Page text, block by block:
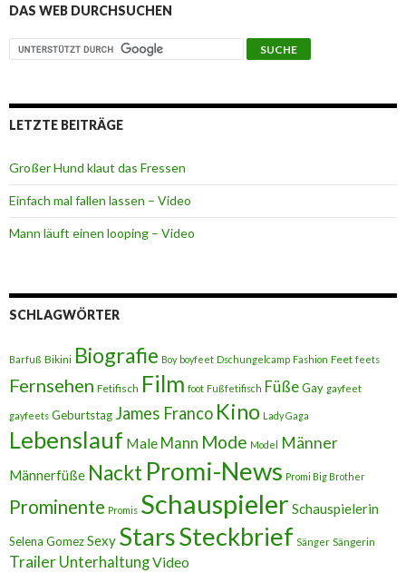
DAS WEB DURCHSUCHEN
LETZTE BEITRÄGE
Großer Hund klaut das Fressen
Einfach mal fallen lassen – Video
Mann läuft einen looping – Video
SCHLAGWÖRTER
Barfuß Bikini Biografie Boy boyfeet Dschungelcamp Fashion Feet feets
Fernsehen Fetifisch Film foot Fußfetifisch FüßeGay gayfeet
gayfeets Geburtstag James Franco Kino Lady Gaga
Lebenslauf Male Mann Mode Model Männer
Männerfüße Nackt Promi-News Promi Big Brother
Prominente Promis Schauspieler Schauspielerin
Selena GomezSexy StarsSteckbrief Sänger Sängerin
Trailer UnterhaltungVideo